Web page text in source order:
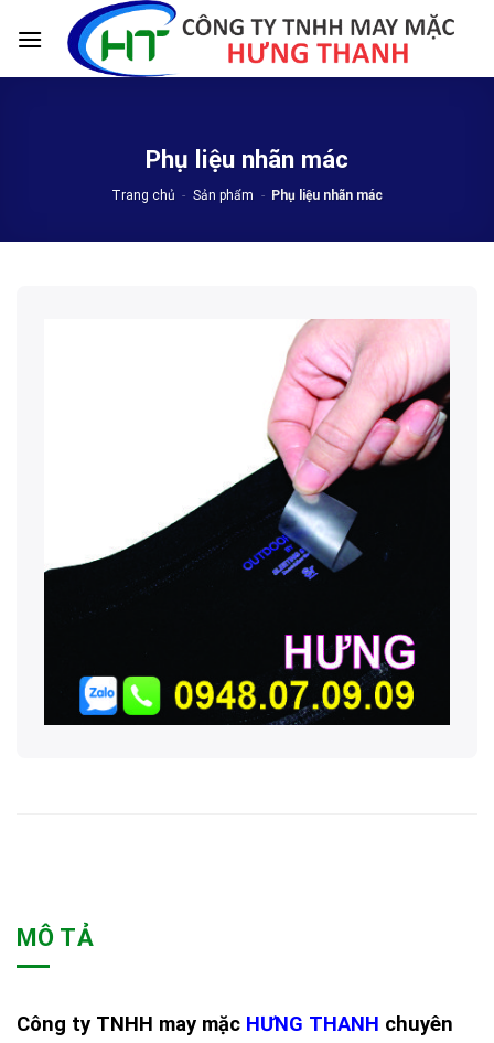
Phụ liệu nhãn mác
Trang chủ - Sản phẩm - Phụ liệu nhãn mác
MÔ TẢ
Công ty TNHH may mặc HƯNG THANH chuyên